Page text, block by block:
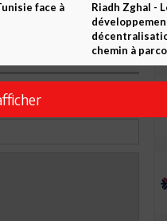
0 Commentaires
face à
Riadh Zghal -
chemin à